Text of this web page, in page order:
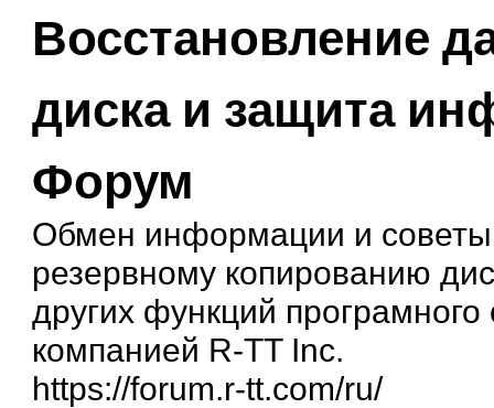
Восстановление
диска и защита
Форум
Обмен информации и
резервному копированию
других функций
компанией R-TT Inc.
https://forum.r-tt.com/ru/